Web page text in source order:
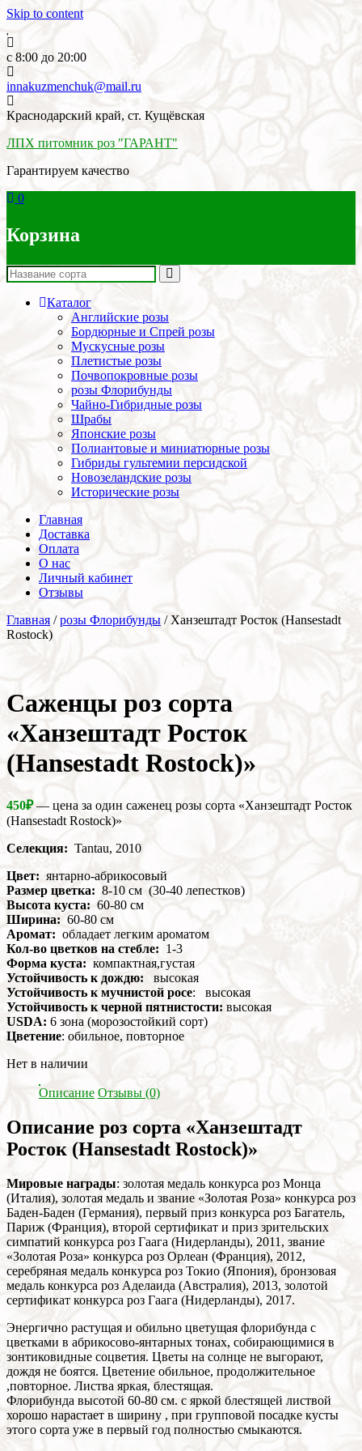
Skip to content
c 8:00 до 20:00
innakuzmenchuk@mail.ru
Краснодарский край, ст. Кущёвская
ЛПХ питомник роз "ГАРАНТ"
Гарантируем качество
0
Корзина
Каталог
Английские розы
Бордюрные и Спрей розы
Мускусные розы
Плетистые розы
Почвопокровные розы
розы Флорибунды
Чайно-Гибридные розы
Шрабы
Японские розы
Полиантовые и миниатюрные розы
Гибриды гультемии персидской
Новозеландские розы
Исторические розы
Главная
Доставка
Оплата
О нас
Личный кабинет
Отзывы
Главная /розы Флорибунды / Ханзештадт Росток (Hansestadt
Rostock)
Cаженцы роз сорта
«Ханзештадт Росток
(Hansestadt Rostock)»
450₽— цена за один саженец розы сорта «Ханзештадт Росток
(Hansestadt Rostock)»
Селекция: Tantau, 2010
Цвет: янтарно-абрикосовый
Размер цветка: 8-10 см (30-40 лепестков)
Высота куста: 60-80 см
Ширина: 60-80 см
Аромат: обладает легким ароматом
Кол-во цветков на стебле: 1-3
Форма куста: компактная,густая
Устойчивость к дождю:
высокая
Устойчивость к мучнистой росе: высокая
Устойчивость к черной пятнистости: высокая
USDA: 6 зона (морозостойкий сорт)
Цветение: обильное, повторное
Нет в наличии
Описание Отзывы (0)
Описание роз сорта «Ханзештадт
Росток (Hansestadt Rostock)»
Мировые награды: золотая медаль конкурса роз Монца
(Италия), золотая медаль и звание «Золотая Роза» конкурса роз
Баден-Баден (Германия), первый приз конкурса роз Багатель,
Париж (Франция), второй сертификат и приз зрительских
симпатий конкурса роз Гаага (Нидерланды), 2011, звание
«Золотая Роза» конкурса роз Орлеан (Франция), 2012,
серебряная медаль конкурса роз Токио (Япония), бронзовая
медаль конкурса роз Аделаида (Австралия), 2013, золотой
сертификат конкурса роз Гаага (Нидерланды), 2017.
Энергично растущая и обильно цветущая флорибунда с
цветками в абрикосово-янтарных тонах, собирающимися в
зонтиковидные соцветия. Цветы на солнце не выгорают,
дождя не боятся. Цветение обильное, продолжительное
,повторное. Листва яркая, блестящая.
Флорибунда высотой 60-80 см. с яркой блестящей листвой
хорошо нарастает в ширину , при групповой посадке кусты
этого сорта уже в первый год полностью смыкаются.